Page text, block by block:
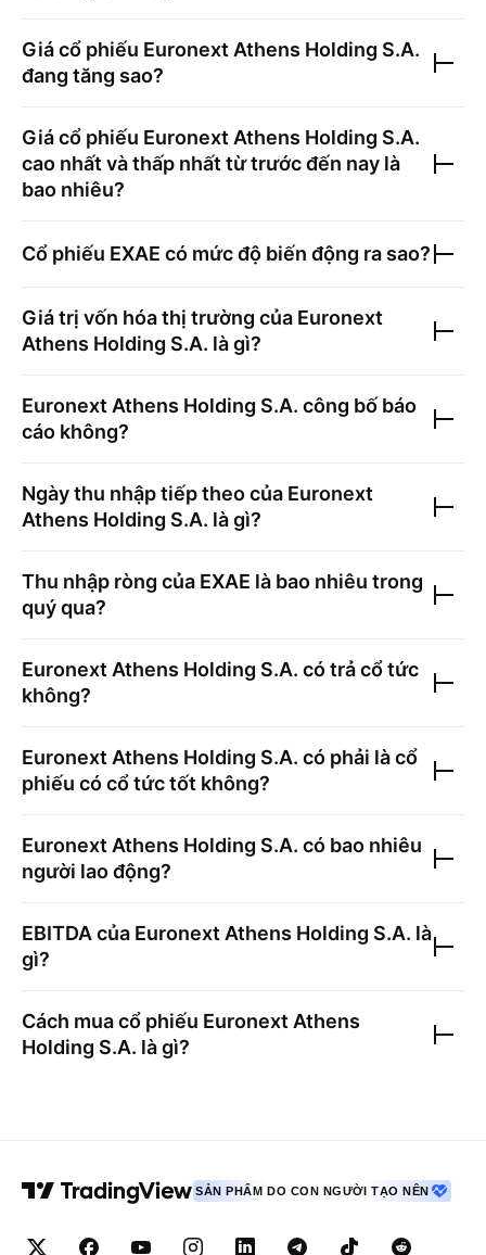
Giá cổ phiếu Euronext Athens Holding S.A.
đang tăng sao?
Giá cổ phiếu Euronext Athens Holding S.A.
cao nhất và thấp nhất từ trước đến nay là
bao nhiêu?
Cổ phiếu EXAE có mức độ biến động ra sao?
Giá trị vốn hóa thị trường của Euronext
Athens Holding S.A. là gì?
Euronext Athens Holding S.A. công bố báo
cáo không?
Ngày thu nhập tiếp theo của Euronext
Athens Holding S.A. là gì?
Thu nhập ròng của EXAE là bao nhiêu trong
quý qua?
Euronext Athens Holding S.A. có trả cổ tức
không?
Euronext Athens Holding S.A. có phải là cổ
phiếu có cổ tức tốt không?
Euronext Athens Holding S.A. có bao nhiêu
người lao động?
EBITDA của Euronext Athens Holding S.A. là
gì?
Cách mua cổ phiếu Euronext Athens
Holding S.A. là gì?
SẢN PHẨM DO CON NGƯỜI TẠO NÊN